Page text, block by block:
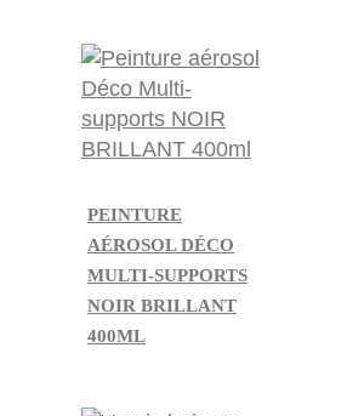
PEINTURE
AÉROSOL DÉCO
MULTI-SUPPORTS
NOIR BRILLANT
400ML